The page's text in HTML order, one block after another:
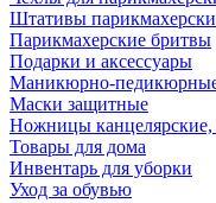
Штативы
Парикмахерские бритвы
Подарки и аксессуары
Маникюрно-
Маски защитные
Ножницы
Товары для дома
Инвентарь для уборки
Уход за обувью